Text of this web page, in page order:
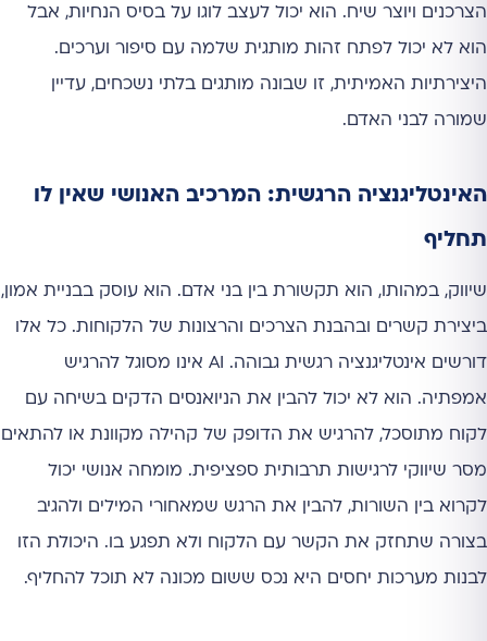
הצרכנים ויוצר שיח. הוא יכול לעצב לוגו על בסיס הנחיות, אבל
הוא לא יכול לפתח זהות מותגית שלמה עם סיפור וערכים.
היצירתיות האמיתית, זו שבונה מותגים בלתי נשכחים, עדיין
שמורה לבני האדם.
האינטליגנציה הרגשית: המרכיב האנושי שאין לו
תחליף
שיווק, במהותו, הוא תקשורת בין בני אדם. הוא עוסק בבניית אמון,
ביצירת קשרים ובהבנת הצרכים והרצונות של הלקוחות. כל אלו
דורשים אינטליגנציה רגשית גבוהה. AI אינו מסוגל להרגיש
אמפתיה. הוא לא יכול להבין את הניואנסים הדקים בשיחה עם
לקוח מתוסכל, להרגיש את הדופק של קהילה מקוונת או להתאים
מסר שיווקי לרגישות תרבותית ספציפית. מומחה אנושי יכול
לקרוא בין השורות, להבין את הרגש שמאחורי המילים ולהגיב
בצורה שתחזק את הקשר עם הלקוח ולא תפגע בו. היכולת הזו
לבנות מערכות יחסים היא נכס ששום מכונה לא תוכל להחליף.